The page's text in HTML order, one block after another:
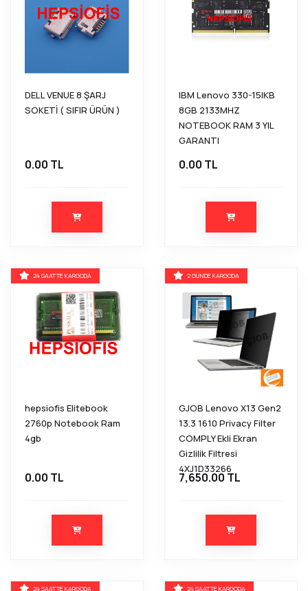
DELL VENUE 8 ŞARJ
SOKETİ ( SIFIR ÜRÜN )
0.00 TL
IBM Lenovo 330-15IKB
8GB 2133MHZ
NOTEBOOK RAM 3 YIL
GARANTI
0.00 TL
24 SAATTE KARGODA
hepsiofis Elitebook
2760p Notebook Ram
4gb
0.00 TL
2 GÜNDE KARGODA
GJOB Lenovo X13 Gen2
13.3 1610 Privacy Filter
COMPLY Ekli Ekran
Gizlilik Filtresi
4XJ1D33266
7,650.00 TL
24 SAATTE KARGODA 24 SAATTE KARGODA